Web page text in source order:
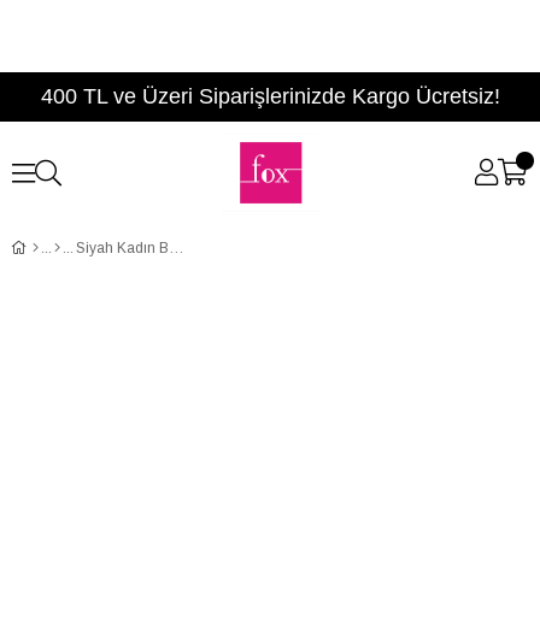
400 TL ve Üzeri Siparişlerinizde Kargo Ücretsiz!
Siyah Kadın Babet D726046709